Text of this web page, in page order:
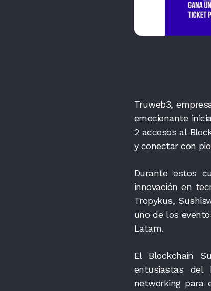
Truweb3,
emocionante
2 accesos al
y conectar con
Durante estos
innovación en
Tropykus,
uno de los
Latam.
El Blockchain
entusiastas del
networking para